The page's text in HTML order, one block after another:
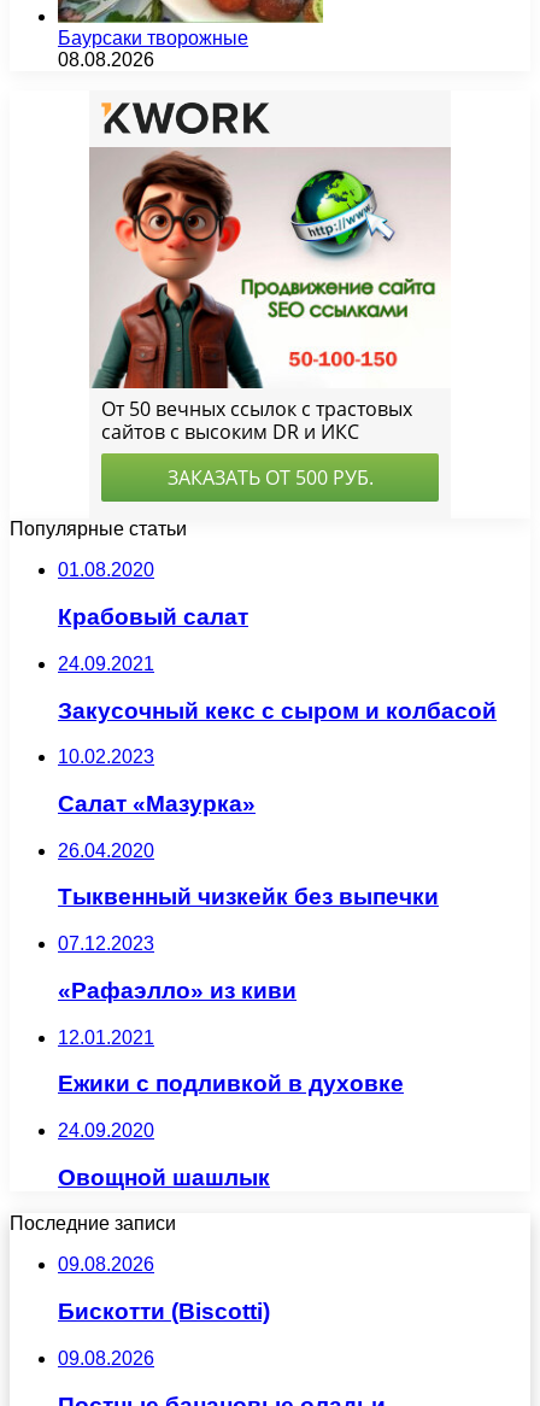
Баурсаки творожные
08.08.2026
Популярные статьи
01.08.2020
Крабовый салат
24.09.2021
Закусочный кекс с сыром и колбасой
10.02.2023
Салат «Мазурка»
26.04.2020
Тыквенный чизкейк без выпечки
07.12.2023
«Рафаэлло» из киви
12.01.2021
Ежики с подливкой в духовке
24.09.2020
Овощной шашлык
Последние записи
09.08.2026
Бискотти (Biscotti)
09.08.2026